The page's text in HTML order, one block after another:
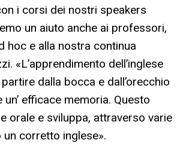
i corsi dei nostri speakers
un aiuto anche ai professori,
hoc e alla nostra continua
«L’apprendimento dell’inglese
dalla bocca e dall’orecchio
efficace memoria. Questo
orale e sviluppa, attraverso varie
corretto inglese».